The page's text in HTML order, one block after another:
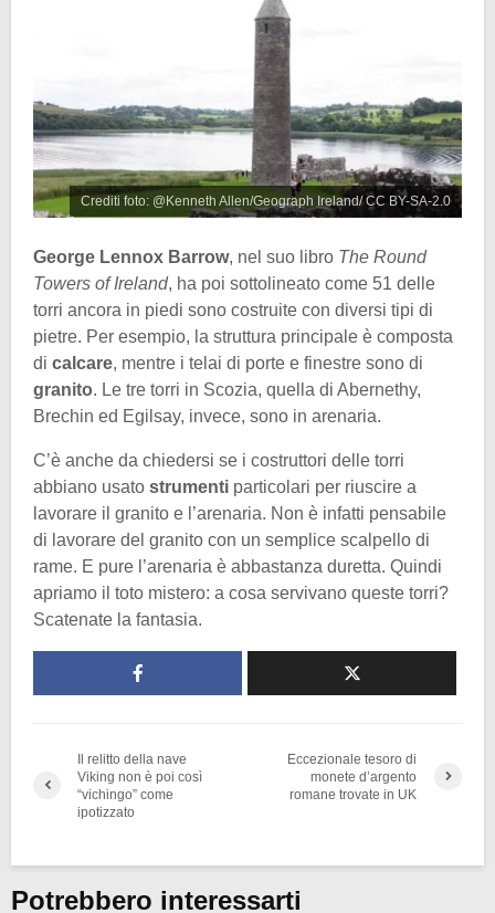
Crediti foto: @Kenneth Allen/Geograph Ireland/ CC BY-SA-2.0
George Lennox Barrow, nel suo libro The Round
Towers of Ireland, ha poi sottolineato come 51 delle
torri ancora in piedi sono costruite con diversi tipi di
pietre. Per esempio, la struttura principale è composta
di calcare, mentre i telai di porte e finestre sono di
granito. Le tre torri in Scozia, quella di Abernethy,
Brechin ed Egilsay, invece, sono in arenaria.
C’è anche da chiedersi se i costruttori delle torri
abbiano usato strumenti particolari per riuscire a
lavorare il granito e l’arenaria. Non è infatti pensabile
di lavorare del granito con un semplice scalpello di
rame. E pure l’arenaria è abbastanza duretta. Quindi
apriamo il toto mistero: a cosa servivano queste torri?
Scatenate la fantasia.
Il relitto della nave
Viking non è poi così
“vichingo” come
ipotizzato
Eccezionale tesoro di
monete d’argento
romane trovate in UK
Potrebbero interessarti